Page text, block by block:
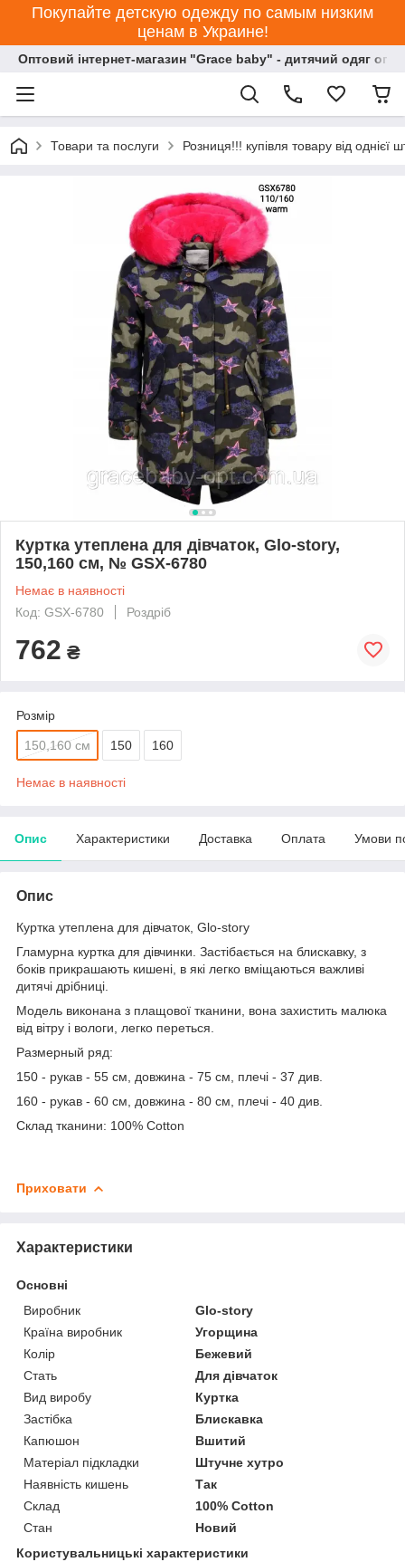
Покупайте детскую одежду по самым низким
ценам в Украине!
Оптовий інтернет-магазин "Grace baby" - дитячий одяг
Товари та послуги Розниця!!! купівля товару від однієї
Куртка утеплена для дівчаток, Glo-story,
150,160 см, № GSX-6780
Немає в наявності
Код: GSX-6780
Роздріб
762 ₴
Розмір
150,160 см 150 160
Немає в наявності
Опис Характеристики Доставка Оплата Умови
Опис
Куртка утеплена для дівчаток, Glo-story
Гламурна куртка для дівчинки. Застібається на блискавку, з
боків прикрашають кишені, в які легко вміщаються важливі
дитячі дрібниці.
Модель виконана з плащової тканини, вона захистить малюка
від вітру і вологи, легко переться.
Размерный ряд:
150 - рукав - 55 см, довжина - 75 см, плечі - 37 див.
160 - рукав - 60 см, довжина - 80 см, плечі - 40 див.
Склад тканини: 100% Cotton
Приховати
Характеристики
Основні
Виробник
Glo-story
Країна виробник
Угорщина
Колір
Бежевий
Стать
Для дівчаток
Вид виробу
Куртка
Застібка
Блискавка
Капюшон
Вшитий
Матеріал підкладки
Штучне хутро
Наявність кишень
Так
Склад
100% Cotton
Стан
Новий
Користувальницькі характеристики